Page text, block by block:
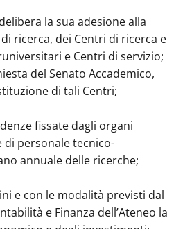
la sua adesione alla
ricerca, dei Centri di ricerca e
e Centri di servizio;
del Senato Accademico,
di tali Centri;
fissate dagli organi
di personale tecnico-
annuale delle ricerche;
e con le modalità previsti dal
e Finanza dell’Ateneo la